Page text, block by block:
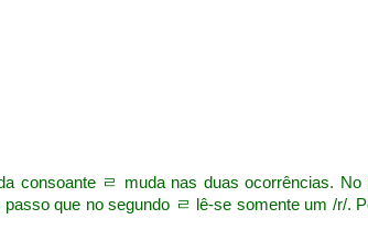
consoante ㄹ muda nas duas ocorrências.
que no segundo ㄹ lê-se somente um /r/.